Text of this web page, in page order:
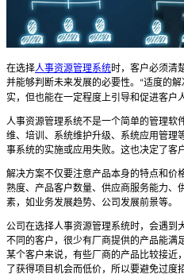
在选择人事资源管理系统时，客户必须清
并能够判断未来发展的必要性。
“适度的解
实，但也能在一定程度上引导和促进客户
人事资源管理系统不是一个简单的管理软
维、培训、系统维护升级、系统应用管理
事系统的实施或应用失败。这也决定了客
解决方案不仅要注意产品本身的特点和价
熟度、产品客户数量、供应商服务能力、
素，如业务发展趋势、公司发展前景等。
公司在选择人事资源管理系统时，会遇到
不同的客户，很少有厂商提供的产品能满
某个客户来说，有些厂商的产品比较接近
了获得项目机会而低价，所以要避免过度